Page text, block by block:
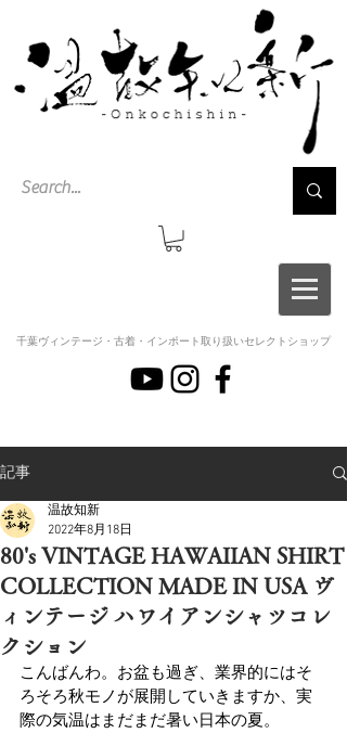
千葉ヴィンテージ・古着・インポート取り扱いセレクトショップ
記事
80's VINTAGE HAWAIIAN SHIRT
COLLECTION MADE IN USA ヴ
ィンテージ ハワイアンシャツコレ
クション
温故知新
2022年8月18日
こんばんわ。お盆も過ぎ、業界的にはそ
ろそろ秋モノが展開していきますか、実
際の気温はまだまだ暑い日本の夏。